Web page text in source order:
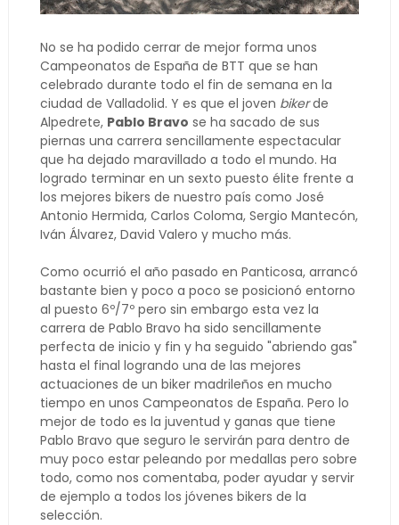
No se ha podido cerrar de mejor forma unos
Campeonatos de España de BTT que se han
celebrado durante todo el fin de semana en la
ciudad de Valladolid. Y es que el joven bikerde
Alpedrete, Pablo Bravo se ha sacado de sus
piernas una carrera sencillamente espectacular
que ha dejado maravillado a todo el mundo. Ha
logrado terminar en un sexto puesto élite frente a
los mejores bikers de nuestro país como José
Antonio Hermida, Carlos Coloma, Sergio Mantecón,
Iván Álvarez, David Valero y mucho más.
Como ocurrió el año pasado en Panticosa, arrancó
bastante bien y poco a poco se posicionó entorno
al puesto 6º/7º pero sin embargo esta vez la
carrera de Pablo Bravo ha sido sencillamente
perfecta de inicio y fin y ha seguido "abriendo gas"
hasta el final logrando una de las mejores
actuaciones de un biker madrileños en mucho
tiempo en unos Campeonatos de España. Pero lo
mejor de todo es la juventud y ganas que tiene
Pablo Bravo que seguro le servirán para dentro de
muy poco estar peleando por medallas pero sobre
todo, como nos comentaba, poder ayudar y servir
de ejemplo a todos los jóvenes bikers de la
selección.